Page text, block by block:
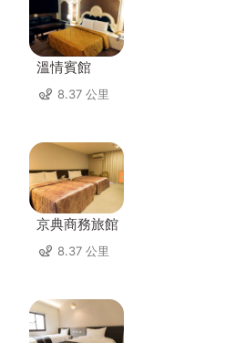
溫情賓館
8.37 公里
京典商務旅館
8.37 公里